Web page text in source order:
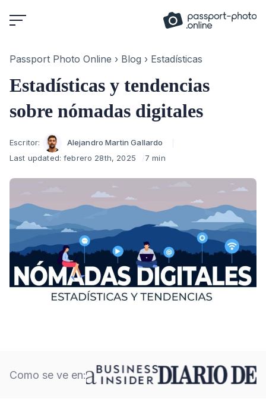
to
Passport Photo Online › Blog › Estadísticas
Estadísticas y tendencias
sobre nómadas digitales
Author
Escritor:
Alejandro Martin Gallardo
Last updated:febrero 28th, 2025 7 min
Como se ve en: